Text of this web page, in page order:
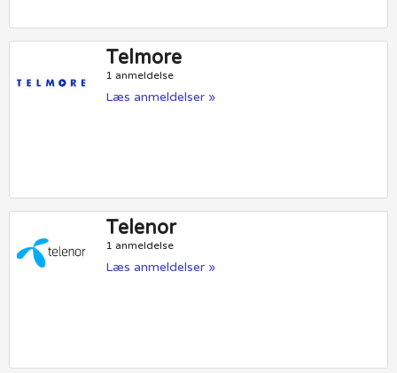
Telmore
1 anmeldelse
Læs anmeldelser »
Telenor
1 anmeldelse
Læs anmeldelser »